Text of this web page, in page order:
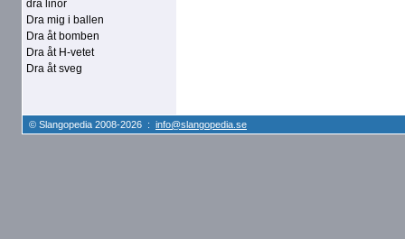
dra linor
Dra mig i ballen
Dra åt bomben
Dra åt H-vetet
Dra åt sveg
© Slangopedia 2008-2026 : info@slangopedia.se